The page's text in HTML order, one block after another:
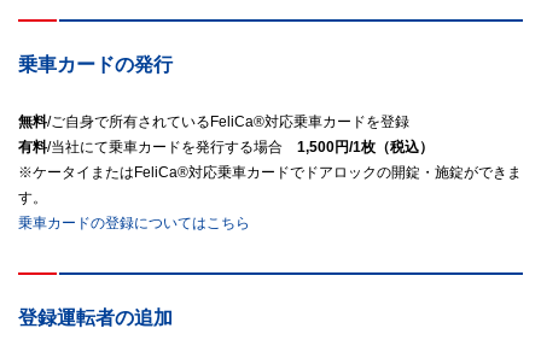
乗車カードの発行
無料/ご自身で所有されているFeliCa®対応乗車カードを登録
有料/当社にて乗車カードを発行する場合 1,500円/1枚（税込）
※ケータイまたはFeliCa®対応乗車カードでドアロックの開錠・施錠ができま
す。
乗車カードの登録についてはこちら
登録運転者の追加